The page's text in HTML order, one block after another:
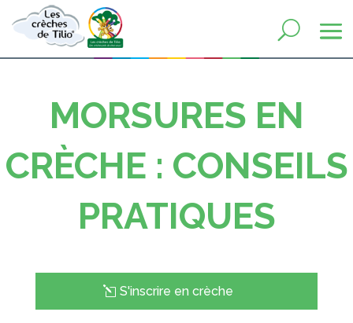
MORSURES EN
CRÈCHE : CONSEILS
PRATIQUES
S'inscrire en crèche